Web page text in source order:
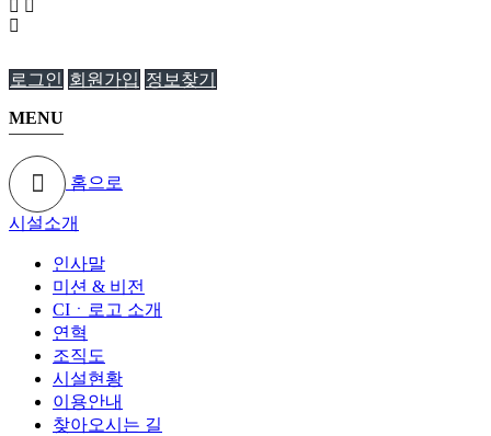
로그인 회원가입 정보찾기
MENU
홈으로
시설소개
인사말
미션 & 비전
CIㆍ로고 소개
연혁
조직도
시설현황
이용안내
찾아오시는 길